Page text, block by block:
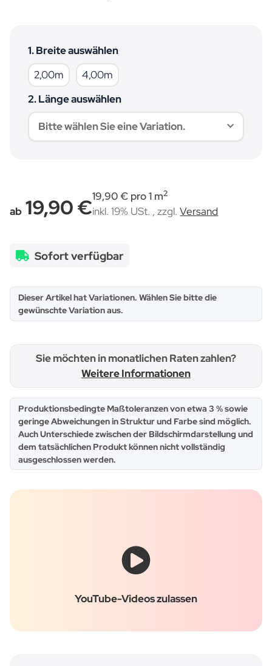
1. Breite auswählen
2,00m 2,00m4,00m
2. Länge auswählen
Bitte wählen Sie eine Variation.
ab 19,90 €19,90 € pro 1 m2
inkl. 19% USt. , zzgl.Versand
Sofort verfügbar
x
Dieser Artikel hat Variationen. Wählen Sie bitte die
gewünschte Variation aus.
Sie möchten in monatlichen Raten zahlen?
Weitere Informationen
x
Produktionsbedingte Maßtoleranzen von etwa 3 % sowie
geringe Abweichungen in Struktur und Farbe sind möglich.
Auch Unterschiede zwischen der Bildschirmdarstellung und
dem tatsächlichen Produkt können nicht vollständig
ausgeschlossen werden.
YouTube-Videos zulassen